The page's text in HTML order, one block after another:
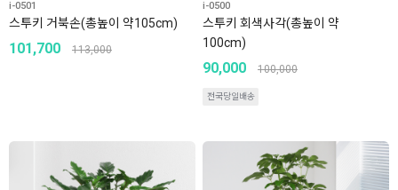
i-0501
스투키 거북손(총높이 약105cm)
101,700 113,000
i-0500
스투키 회색사각(총높이 약
100cm)
90,000 100,000
전국당일배송